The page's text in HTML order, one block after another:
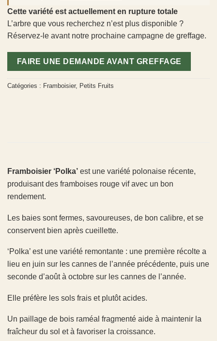
Cette variété est actuellement en rupture totale
L’arbre que vous recherchez n’est plus disponible ?
Réservez-le avant notre prochaine campagne de greffage.
FAIRE UNE DEMANDE AVANT GREFFAGE
Catégories : Framboisier, Petits Fruits
Framboisier ‘Polka’ est une variété polonaise récente,
produisant des framboises rouge vif avec un bon
rendement.
Les baies sont fermes, savoureuses, de bon calibre, et se
conservent bien après cueillette.
‘Polka’ est une variété remontante : une première récolte a
lieu en juin sur les cannes de l’année précédente, puis une
seconde d’août à octobre sur les cannes de l’année.
Elle préfère les sols frais et plutôt acides.
Un paillage de bois raméal fragmenté aide à maintenir la
fraîcheur du sol et à favoriser la croissance.